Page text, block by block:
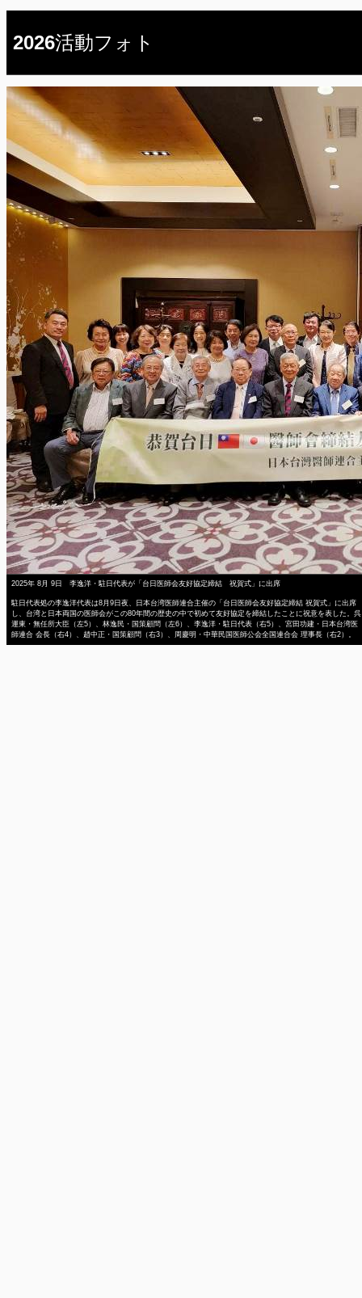
2026活動フォト
2025年 8月 9日 李逸洋・駐日代表が「台日医師会友好協定締結 祝賀式」に出席
駐日代表処の李逸洋代表は8月9日夜、日本台湾医師連合主催の「台日医師会友好協定締結 祝賀式」に出席
し、台湾と日本両国の医師会がこの80年間の歴史の中で初めて友好協定を締結したことに祝意を表した。呉
運東・無任所大臣（左5）、林逸民・国策顧問（左6）、李逸洋・駐日代表（右5）、宮田功建・日本台湾医
師連合 会長（右4）、趙中正・国策顧問（右3）、周慶明・中華民国医師公会全国連合会 理事長（右2）。